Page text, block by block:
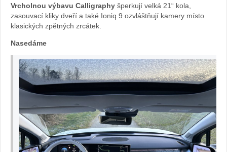
Vrcholnou výbavu Calligraphy šperkují velká 21“ kola,
zasouvací kliky dveří a také Ioniq 9 ozvláštňují kamery místo
klasických zpětných zrcátek.
Nasedáme